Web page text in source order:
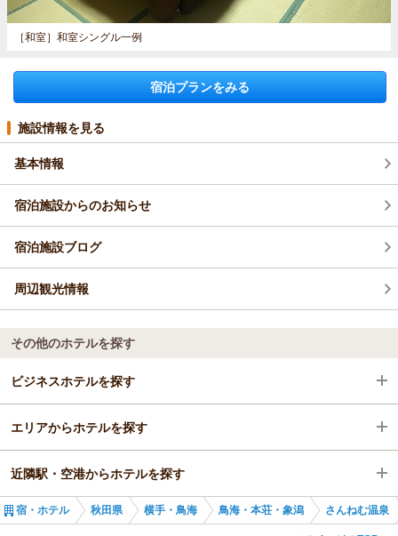
［和室］ 和室シングル一例
宿泊プランをみる
施設情報を見る
基本情報
宿泊施設からのお知らせ
宿泊施設ブログ
周辺観光情報
その他のホテルを探す
ビジネスホテルを探す
秋田県
横手・鳥海
鳥海・本荘・象潟
エリアからホテルを探す
秋田県
横手・鳥海
近隣駅・空港からホテルを探す
象潟駅
宿・ホテル 秋田県 横手・鳥海 鳥海・本荘・象潟 さんねむ温泉